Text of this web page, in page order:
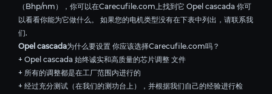
（Bhp/nm），你可以在Carecufile.com上找到它 Opel cascada 你可
以看看你能为它做什么。 如果您的电机类型没有在下表中列出，请联系我
们.
Opel cascada为什么要设置 你应该选择Carecufile.com吗？
+ Opel cascada 始终诚实和高质量的芯片调整 文件
+ 所有的调整都是在工厂范围内进行的
+ 经过充分测试（在我们的测功台上），并根据我们自己的经验进行检